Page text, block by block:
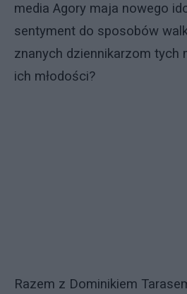
media Agory maja nowego
sentyment do sposobów
znanych dziennikarzom tych
ich młodości?
Razem z Dominikiem